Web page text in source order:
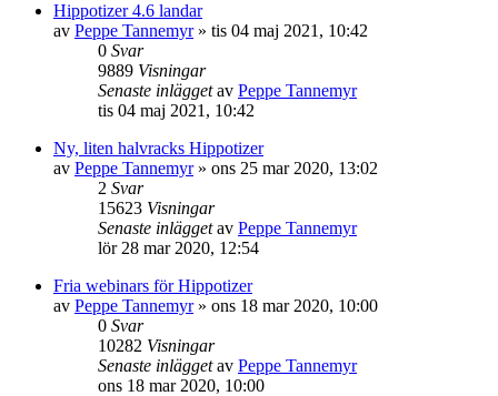
Hippotizer 4.6 landar
av Peppe Tannemyr» tis 04 maj 2021, 10:42
0 Svar
9889 Visningar
Senaste inläggetav Peppe Tannemyr
tis 04 maj 2021, 10:42
Ny, liten halvracks Hippotizer
av Peppe Tannemyr» ons 25 mar 2020, 13:02
2 Svar
15623 Visningar
Senaste inläggetav Peppe Tannemyr
lör 28 mar 2020, 12:54
Fria webinars för Hippotizer
av Peppe Tannemyr» ons 18 mar 2020, 10:00
0 Svar
10282 Visningar
Senaste inläggetav Peppe Tannemyr
ons 18 mar 2020, 10:00